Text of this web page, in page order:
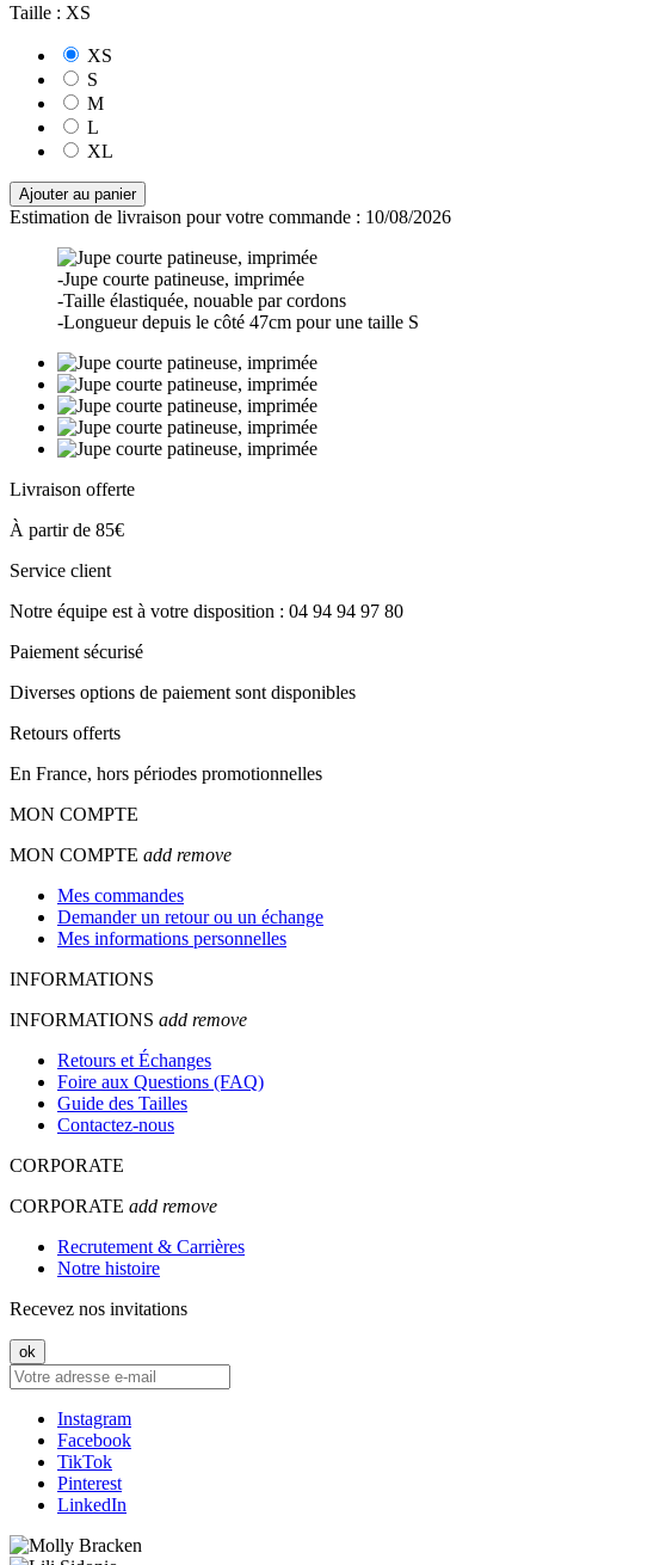
Taille : XS
XS
S
M
L
XL
Ajouter au panier
Estimation de livraison pour votre commande : 10/08/2026
-Jupe courte patineuse, imprimée
-Taille élastiquée, nouable par cordons
-Longueur depuis le côté 47cm pour une taille S
Livraison offerte
À partir de 85€
Service client
Notre équipe est à votre disposition : 04 94 94 97 80
Paiement sécurisé
Diverses options de paiement sont disponibles
Retours offerts
En France, hors périodes promotionnelles
MON COMPTE
MON COMPTE add remove
Mes commandes
Demander un retour ou un échange
Mes informations personnelles
INFORMATIONS
INFORMATIONS add remove
Retours et Échanges
Foire aux Questions (FAQ)
Guide des Tailles
Contactez-nous
CORPORATE
CORPORATE add remove
Recrutement & Carrières
Notre histoire
Recevez nos invitations
Instagram
Facebook
TikTok
Pinterest
LinkedIn